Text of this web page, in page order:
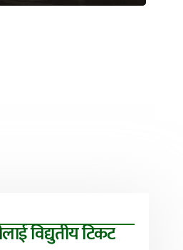
विद्युतीय टिकट